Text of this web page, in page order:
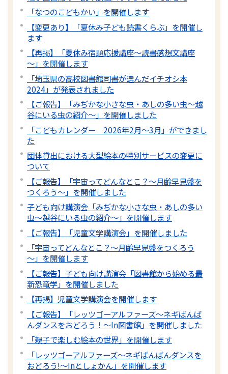
「なつのこどもかい」を開催します
【変更あり】「夏休み子ども読書くらぶ」を開催し
ます
【再掲】「夏休み宿題応援講座～読書感想文講座
～」を開催します
「埼玉県の高校図書館司書が選んだイチオシ本
2024」が発表されました
【ご報告】「みぢかな小さな虫・あしの多い虫～越
谷にいる虫の紹介～」を開催しました
「こどもカレンダー 2026年2月～3月」ができまし
た
団体貸出における大型絵本の特別サービスの変更に
ついて
【ご報告】「宇宙ってどんなとこ？～月齢早見盤を
つくろう～」を開催しました
子ども向け講演会「みぢかな小さな虫・あしの多い
虫～越谷にいる虫の紹介～」を開催します
【ご報告】「児童文学講演会」を開催しました
「宇宙ってどんなとこ？～月齢早見盤をつくろう
～」を開催します
【ご報告】子ども向け講演会「図書館から始める最
新恐竜学」を開催しました
【再掲】児童文学講演会を開催します
【ご報告】「レッツゴーアルファーズ～ネギばんば
んダンスをおどろう！～In図書館」を開催しました
「親子で楽しむ絵本の世界」を開催します
「レッツゴーアルファーズ～ネギばんばんダンスを
おどろう!～Inとしょかん」を開催します